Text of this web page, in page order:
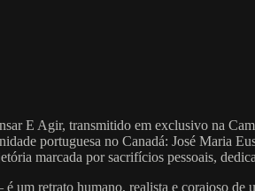
E Agir, transmitido em exclusivo na
portuguesa no Canadá: José Maria
marcada por sacrifícios pessoais,
um retrato humano, realista e corajoso